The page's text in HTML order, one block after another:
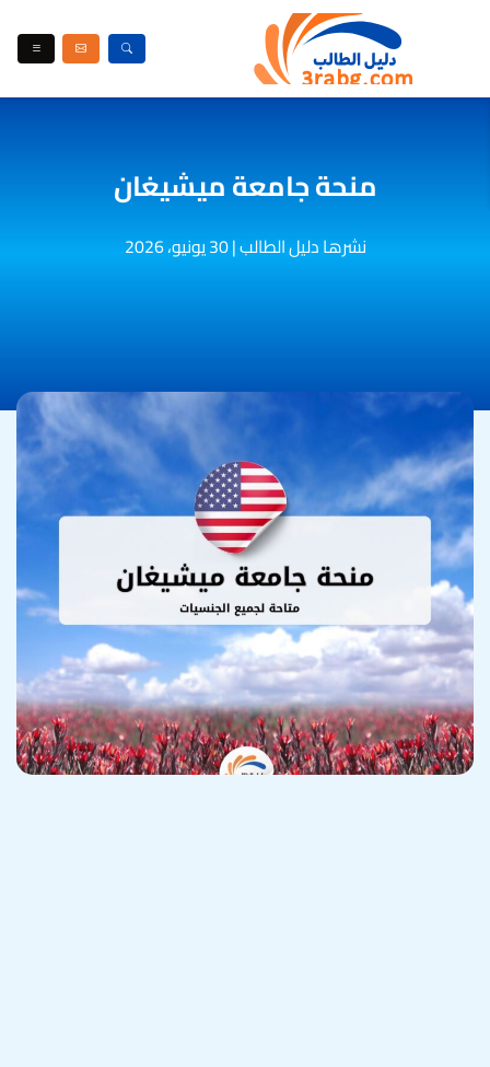
منحة جامعة ميشيغان
نشرها دليل الطالب|30 يونيو، 2026